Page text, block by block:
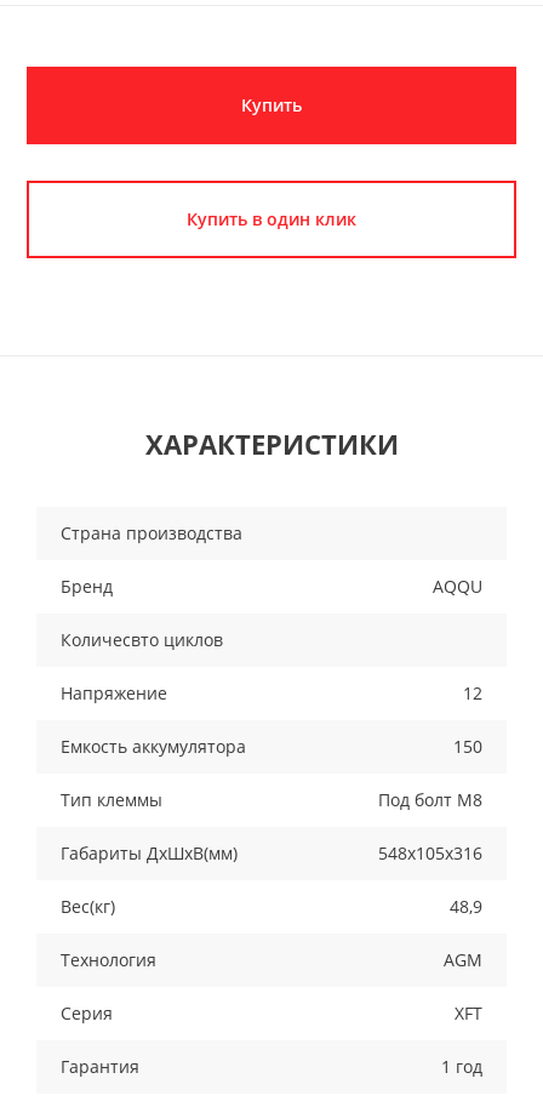
Купить
Купить в один клик
ХАРАКТЕРИСТИКИ
Страна производства
Бренд AQQU
Количесвто циклов
Напряжение 12
Емкость аккумулятора 150
Тип клеммы Под болт М8
Габариты ДхШхВ(мм) 548x105x316
Вес(кг) 48,9
Технология AGM
Серия XFT
Гарантия 1 год